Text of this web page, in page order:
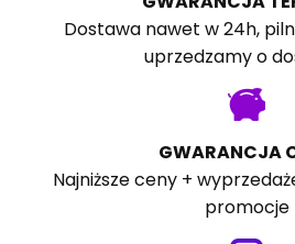
Dostawa nawet w 24h,
uprzedzamy o
GWARANCJA
Najniższe ceny +
promocje